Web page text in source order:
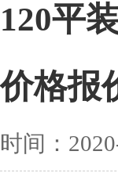
120平
价格报
时间：